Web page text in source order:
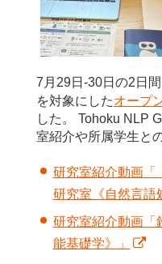
7月29日-30日の2日
を対象にしたオープ
した。 Tohoku NLP
室紹介や所属学生と
研究室紹介動画「
研究室《自然言語
研究室紹介動画「
能基礎学》」